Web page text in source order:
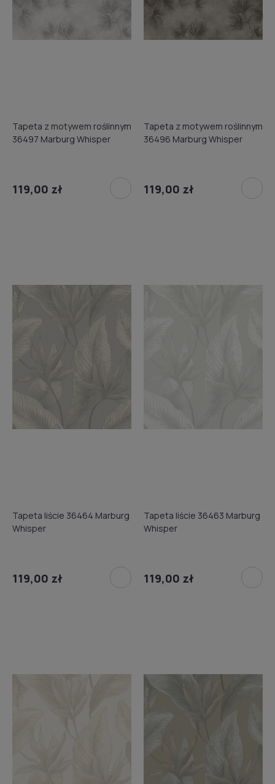
Tapeta z motywem roślinnym
36497 Marburg Whisper
119,00 zł
Tapeta z motywem roślinnym
36496 Marburg Whisper
119,00 zł
Tapeta liście 36464 Marburg
Whisper
119,00 zł
Tapeta liście 36463 Marburg
Whisper
119,00 zł